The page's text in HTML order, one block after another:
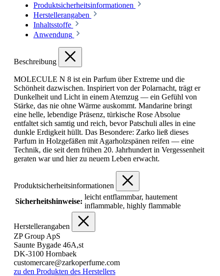
Produktsicherheitsinformationen
Herstellerangaben
Inhaltsstoffe
Anwendung
Beschreibung
MOLECULE N 8 ist ein Parfum über Extreme und die
Schönheit dazwischen. Inspiriert von der Polarnacht, trägt er
Dunkelheit und Licht in einem Atemzug — ein Gefühl von
Stärke, das nie ohne Wärme auskommt. Mandarine bringt
eine helle, lebendige Präsenz, türkische Rose Absolue
entfaltet sich samtig und reich, bevor Patschuli alles in eine
dunkle Erdigkeit hüllt. Das Besondere: Zarko ließ dieses
Parfum in Holzgefäßen mit Agarholzspänen reifen — eine
Technik, die seit dem frühen 20. Jahrhundert in Vergessenheit
geraten war und hier zu neuem Leben erwacht.
Produktsicherheitsinformationen
Sicherheitshinweise:
leicht entflammbar, hautement
inflammable, highly flammable
Herstellerangaben
ZP Group ApS
Saunte Bygade 46A,st
DK-3100 Hornbaek
customercare@zarkoperfume.com
zu den Produkten des Herstellers